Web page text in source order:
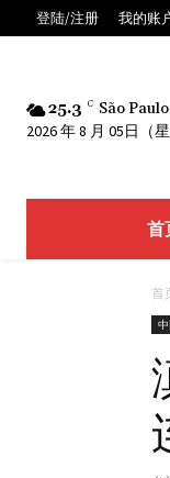
登陆/注册 我的账
25.3 C São Paulo
2026 年 8 月 05日（星
首
首